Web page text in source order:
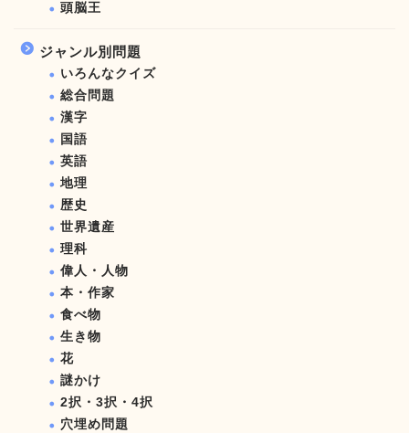
頭脳王
ジャンル別問題
いろんなクイズ
総合問題
漢字
国語
英語
地理
歴史
世界遺産
理科
偉人・人物
本・作家
食べ物
生き物
花
謎かけ
2択・3択・4択
穴埋め問題